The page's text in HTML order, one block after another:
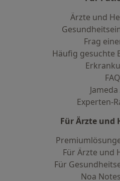
Ärzte und
Frag
Häufig gesuchte
FAQ
Experten-
Für Ärzte und
Für Ärzte und
Für
Noa Notes